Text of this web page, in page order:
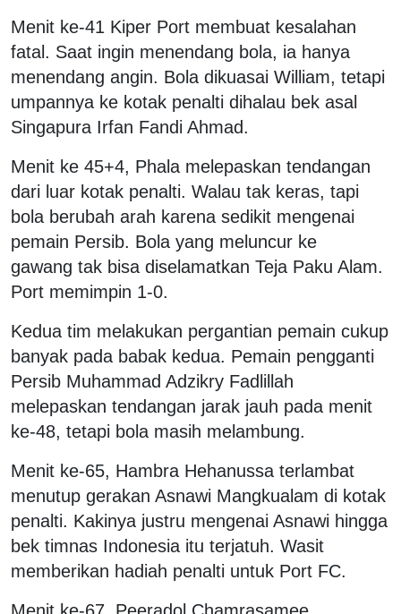
Menit ke-41 Kiper Port membuat kesalahan
fatal. Saat ingin menendang bola, ia hanya
menendang angin. Bola dikuasai William, tetapi
umpannya ke kotak penalti dihalau bek asal
Singapura Irfan Fandi Ahmad.
Menit ke 45+4, Phala melepaskan tendangan
dari luar kotak penalti. Walau tak keras, tapi
bola berubah arah karena sedikit mengenai
pemain Persib. Bola yang meluncur ke
gawang tak bisa diselamatkan Teja Paku Alam.
Port memimpin 1-0.
Kedua tim melakukan pergantian pemain cukup
banyak pada babak kedua. Pemain pengganti
Persib Muhammad Adzikry Fadlillah
melepaskan tendangan jarak jauh pada menit
ke-48, tetapi bola masih melambung.
Menit ke-65, Hambra Hehanussa terlambat
menutup gerakan Asnawi Mangkualam di kotak
penalti. Kakinya justru mengenai Asnawi hingga
bek timnas Indonesia itu terjatuh. Wasit
memberikan hadiah penalti untuk Port FC.